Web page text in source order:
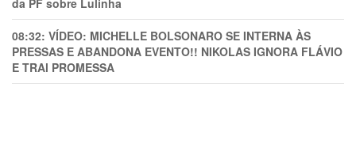
da PF sobre Lulinha
08:32: VÍDEO: MICHELLE BOLSONARO SE INTERNA ÀS
PRESSAS E ABANDONA EVENTO!! NIKOLAS IGNORA FLÁVIO
E TRAl PROMESSA